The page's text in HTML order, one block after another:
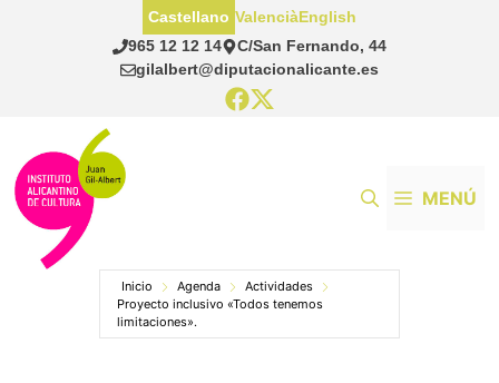
965 12 12 14
C/San Fernando, 44
gilalbert@diputacionalicante.es
Castellano ValenciàEnglish
MENÚ
Inicio Agenda
Actividades
Proyecto inclusivo «Todos tenemos
limitaciones».